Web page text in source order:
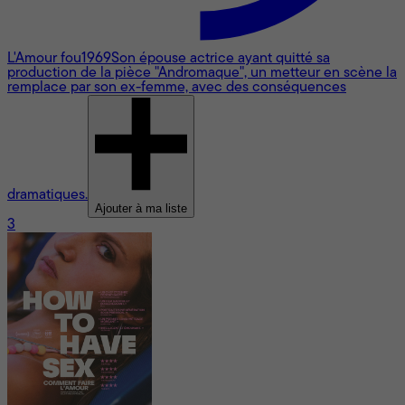
L'Amour fou1969Son épouse actrice ayant quitté sa
production de la pièce "Andromaque", un metteur en scène la
remplace par son ex-femme, avec des conséquences
dramatiques.
Ajouter à ma liste
3